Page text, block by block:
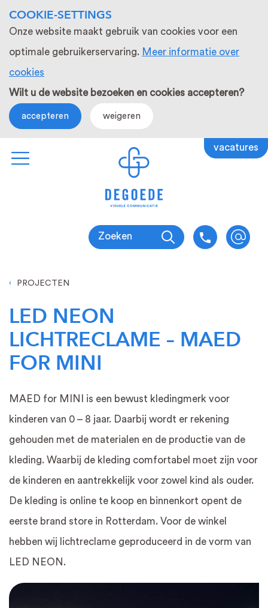
COOKIE-SETTINGS
Onze website maakt gebruik van cookies voor een
optimale gebruikerservaring. Meer informatie over
cookies
Wilt u de website bezoeken en cookies accepteren?
accepteren weigeren
vacatures
Zoeken
PROJECTEN
LED NEON
LICHTRECLAME – MAED
FOR MINI
MAED for MINI is een bewust kledingmerk voor
kinderen van 0 – 8 jaar. Daarbij wordt er rekening
gehouden met de materialen en de productie van de
kleding. Waarbij de kleding comfortabel moet zijn voor
de kinderen en aantrekkelijk voor zowel kind als ouder.
De kleding is online te koop en binnenkort opent de
eerste brand store in Rotterdam. Voor de winkel
hebben wij lichtreclame geproduceerd in de vorm van
LED NEON.